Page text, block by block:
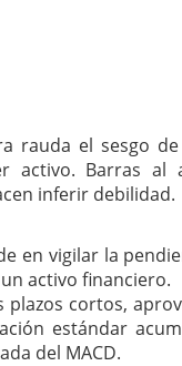
rauda el sesgo
activo. Barras al
inferir debilidad.
en vigilar la
activo financiero.
cortos,
estándar
del MACD.